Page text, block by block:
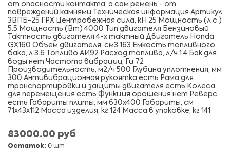
от опасности контакта, а сам ремень - от
повреждений камнями Техническая информация Артикул
ЗВПБ-25 ГРХ Центробежная сила, кН 25 Мощность (л.с.)
5.5 Мощность (Вт) 4000 Тип двигателя Бензиновый
Тактность двигателя 4-х тактный Двигатель Honda
GX160 Объем двигателя, см3 163 Емкость топливного
бака, л 3.6 Топливо АИ92 Расход топлива, л/ч 1.4 Бак для
воды нет Частота вибрации, Гц 72
Производительность, м2/ч 500 Глубина уплотнения, мм
300 Антивибрационная рукоятка есть Рама для
транспортировки и защиты двигателя есть Колеса
для перемещения есть Функция орошения нет Реверс
есть Габариты плиты, мм 630х400 Габариты, см
71x43x112 Масса изделия, кг 124 Масса в упаковке, кг 141
83000.00 руб
Остаток: 0 шт